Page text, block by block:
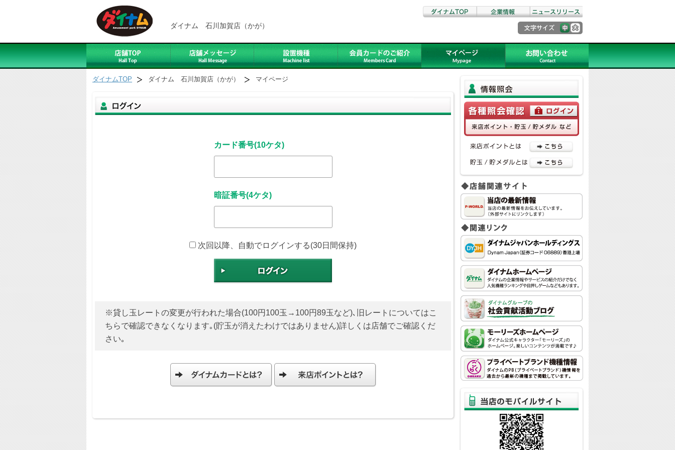
ダイナム 石川加賀店（かが）
ダイナムTOP ダイナム 石川加賀店（かが） マイページ
カード番号(10ケタ)
暗証番号(4ケタ)
次回以降、自動でログインする(30日間保持)
※貸し玉レートの変更が行われた場合(100円100玉→100円89玉など)､旧レートについてはこ
ちらで確認できなくなります｡(貯玉が消えたわけではありません)詳しくは店舗でご確認くだ
さい｡